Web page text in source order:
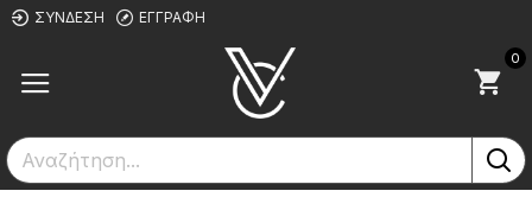
ΣΎΝΔΕΣΗ ΕΓΓΡΑΦΉ
0